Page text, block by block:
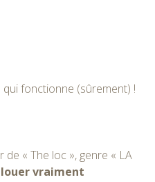
qui fonctionne (sûrement) !
de « The loc », genre « LA
louer vraiment